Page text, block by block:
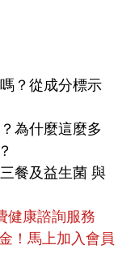
？從成分標示
為什麼這麼多
餐及益生菌 與
健康諮詢服務
！馬上加入會員